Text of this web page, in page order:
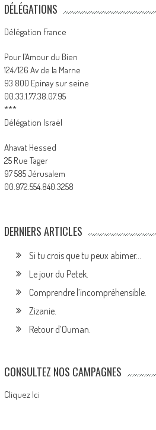
DÉLÉGATIONS
Délégation France
Pour l’Amour du Bien
124/126 Av de la Marne
93 800 Epinay sur seine
00.33.1.77.38.07.95
***
Délégation Israël
Ahavat Hessed
25 Rue Tager
97 585 Jérusalem
00.972.554.840.3258
DERNIERS ARTICLES
Si tu crois que tu peux abimer…
Le jour du Petek.
Comprendre l’incompréhensible.
Zizanie.
Retour d’Ouman.
CONSULTEZ NOS CAMPAGNES
Cliquez Ici